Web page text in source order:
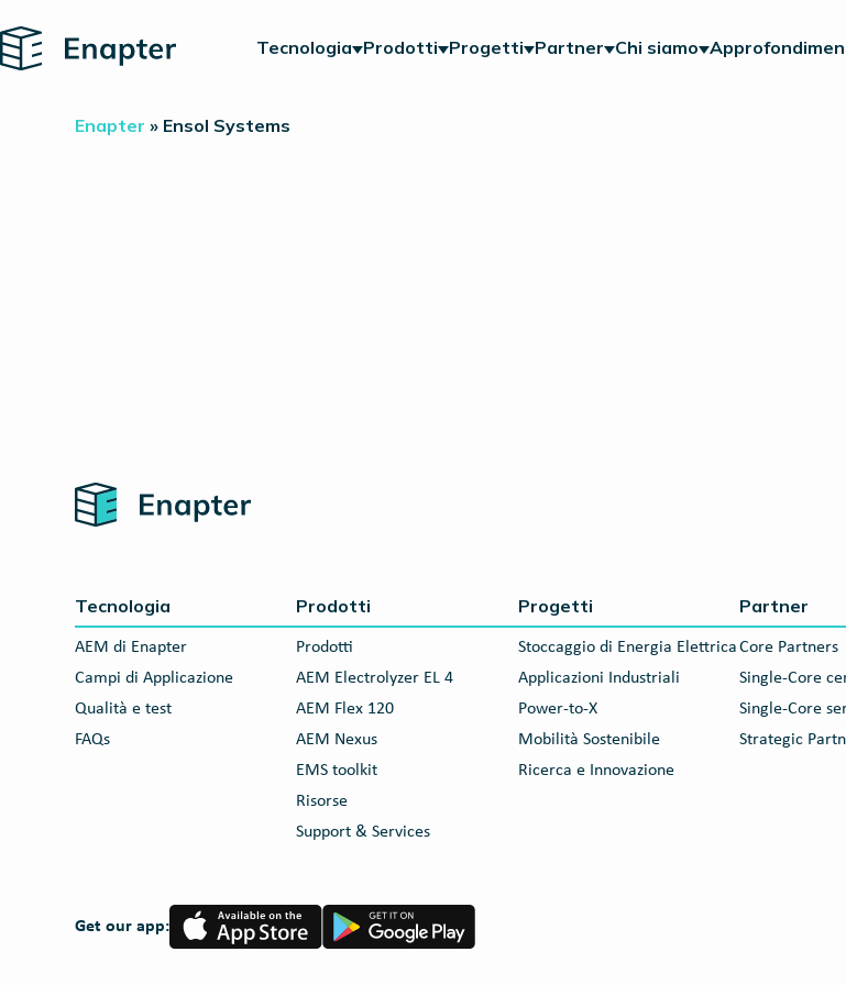
Home Tecnologia Prodotti Progetti Partner Chi siamo
Enapter » Ensol Systems
Home
Tecnologia
AEM di Enapter
Campi di Applicazione
Qualità e test
FAQs
Prodotti
Prodotti
AEM Electrolyzer EL 4
AEM Flex 120
AEM Nexus
EMS toolkit
Risorse
Support & Services
Progetti
Stoccaggio di Energia Elettrica
Applicazioni Industriali
Power-to-X
Mobilità Sostenibile
Ricerca e Innovazione
Partner
Core Partners
Single-Core
Single-Core
Strategic
Get our app:
App
Store
Google
Play